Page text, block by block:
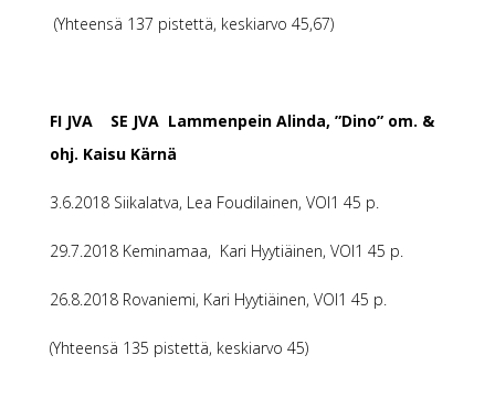
(Yhteensä 137 pistettä, keskiarvo 45,67)
FI JVA SE JVA Lammenpein Alinda, ”Dino” om. &
ohj. Kaisu Kärnä
3.6.2018 Siikalatva, Lea Foudilainen, VOI1 45 p.
29.7.2018 Keminamaa, Kari Hyytiäinen, VOI1 45 p.
26.8.2018 Rovaniemi, Kari Hyytiäinen, VOI1 45 p.
(Yhteensä 135 pistettä, keskiarvo 45)